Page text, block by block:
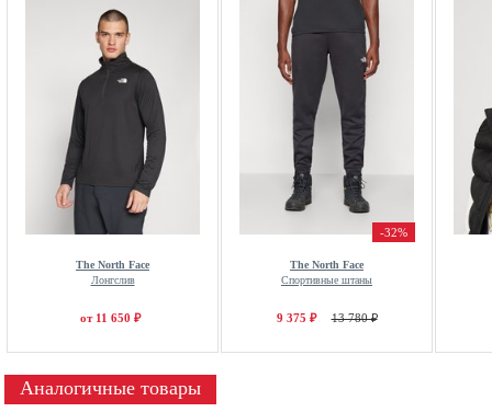
The North Face
Лонгслив
от 11 650 ₽
-32%
The North Face
Спортивные штаны
9 375 ₽ 13 780 ₽
Аналогичные товары